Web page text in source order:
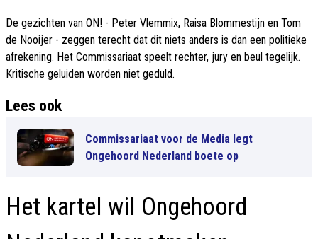
De gezichten van ON! - Peter Vlemmix, Raisa Blommestijn en Tom
de Nooijer - zeggen terecht dat dit niets anders is dan een politieke
afrekening. Het Commissariaat speelt rechter, jury en beul tegelijk.
Kritische geluiden worden niet geduld.
Lees ook
Commissariaat voor de Media legt
Ongehoord Nederland boete op
Het kartel wil Ongehoord